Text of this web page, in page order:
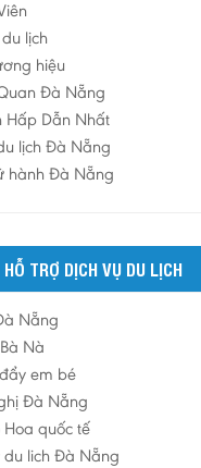
lịch
hiệu
Đà Nẵng
Hấp Dẫn Nhất
lịch Đà Nẵng
hành Đà Nẵng
HỖ TRỢ DỊCH VỤ DU LỊCH
Nẵng
Nà
em bé
Đà Nẵng
Hoa quốc tế
du lich Đà Nẵng